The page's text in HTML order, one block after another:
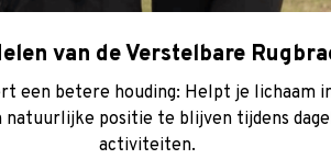
van de Verstelbare
een betere houding: Helpt je lichaam
natuurlijke positie te blijven tijdens
activiteiten.